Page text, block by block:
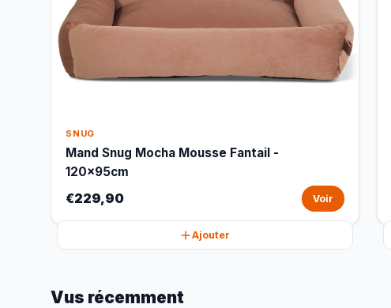
SNUG
Mand Snug Mocha Mousse Fantail -
120x95cm
€229,90 Voir
Ajouter
Vus récemment